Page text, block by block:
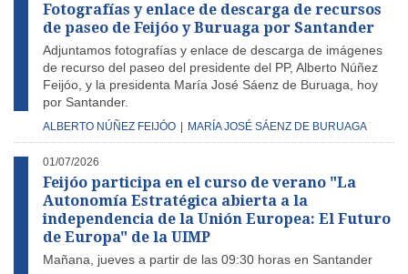
Fotografías y enlace de descarga de recursos
de paseo de Feijóo y Buruaga por Santander
Adjuntamos fotografías y enlace de descarga de imágenes
de recurso del paseo del presidente del PP, Alberto Núñez
Feijóo, y la presidenta María José Sáenz de Buruaga, hoy
por Santander.
ALBERTO NÚÑEZ FEIJÓO MARÍA JOSÉ SÁENZ DE BURUAGA
01/07/2026
Feijóo participa en el curso de verano "La
Autonomía Estratégica abierta a la
independencia de la Unión Europea: El Futuro
de Europa" de la UIMP
Mañana, jueves a partir de las 09:30 horas en Santander